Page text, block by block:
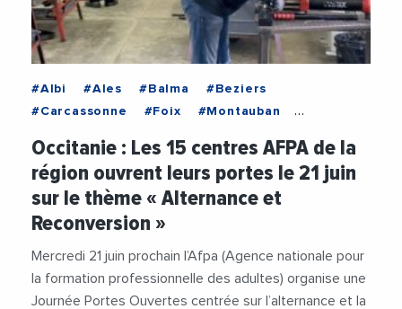
#Albi #Ales #Balma
#Beziers
#Carcassonne
#Foix
#Montauban
#Perpignan
#Rivesaltes
#Rodez
#SaintChelyDApcher
#SaintJeanDeVedas
#Tarbes
#Toulouse #Afpa
#AFPAOccitanie
#AlainMahe
#Alternance
Occitanie : Les 15 centres AFPA de la
région ouvrent leurs portes le 21 juin
sur le thème « Alternance et
Reconversion »
Mercredi 21 juin prochain l’Afpa (Agence nationale pour
la formation professionnelle des adultes) organise une
Journée Portes Ouvertes centrée sur l’alternance et la